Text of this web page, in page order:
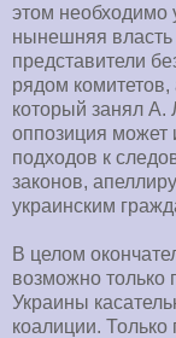
этом необходимо
нынешняя
представители
рядом комитетов,
который занял
оппозиция может
подходов к
законов,
украинским
В целом
возможно только
Украины
коалиции.